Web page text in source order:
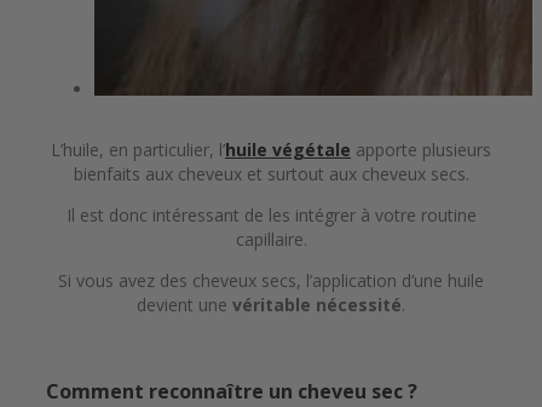
L’huile, en particulier, l’huile végétale apporte plusieurs
bienfaits aux cheveux et surtout aux cheveux secs.
Il est donc intéressant de les intégrer à votre routine
capillaire.
Si vous avez des cheveux secs, l’application d’une huile
devient une véritable nécessité.
Comment reconnaître un cheveu sec ?